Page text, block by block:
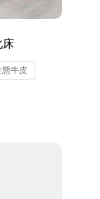
床
態牛皮